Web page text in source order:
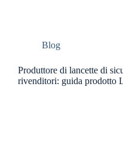
Blog
Produttore di lancette di
rivenditori: guida prodotto